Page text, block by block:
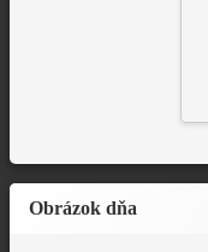
Obrázok dňa